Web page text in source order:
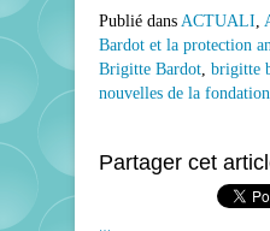
Publié dans ACTUALI,
Bardot et la protection
Brigitte Bardot, brigitte
nouvelles de la fondation
Partager cet